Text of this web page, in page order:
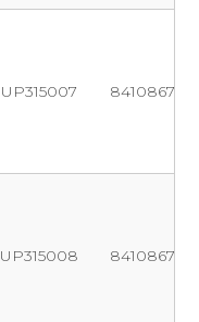
UP315007
UP315008